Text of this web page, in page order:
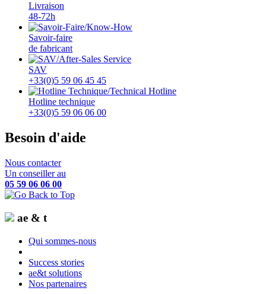
Livraison
48-72h
Savoir-faire
de fabricant
SAV
+33(0)5 59 06 45 45
Hotline technique
+33(0)5 59 06 06 00
Besoin d'aide
Nous contacter
Un conseiller au
05 59 06 06 00
ae & t
Qui sommes-nous
Success stories
ae&t solutions
Nos partenaires